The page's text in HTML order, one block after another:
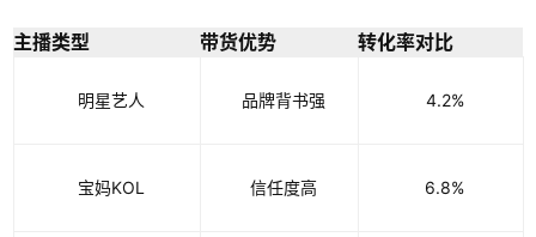
主播类型 带货优势 转化率对比
明星艺人 品牌背书强 4.2%
宝妈KOL 信任度高 6.8%